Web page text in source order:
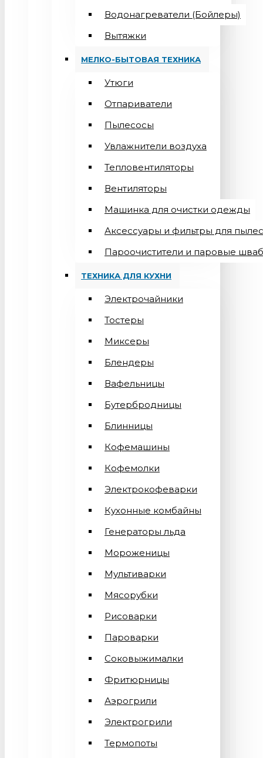
Водонагреватели (Бойлеры)
Вытяжки
МЕЛКО-БЫТОВАЯ ТЕХНИКА
Утюги
Отпариватели
Пылесосы
Увлажнители воздуха
Тепловентиляторы
Вентиляторы
Машинка для очистки одежды
Аксессуары и фильтры для
Пароочистители и паровые
ТЕХНИКА ДЛЯ КУХНИ
Электрочайники
Тостеры
Миксеры
Блендеры
Вафельницы
Бутербродницы
Блинницы
Кофемашины
Кофемолки
Электрокофеварки
Кухонные комбайны
Генераторы льда
Мороженицы
Мультиварки
Мясорубки
Рисоварки
Пароварки
Соковыжималки
Фритюрницы
Аэрогрили
Электрогрили
Термопоты